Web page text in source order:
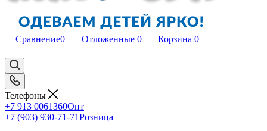
Сравнение0 Отложенные 0 Корзина 0
Телефоны
+7 913 0061360Опт
+7 (903) 930-71-71Розница